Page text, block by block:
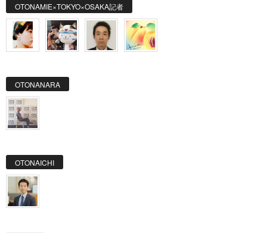
OTONAMIE×TOKYO×OSAKA記者
OTONANARA
OTONAICHI